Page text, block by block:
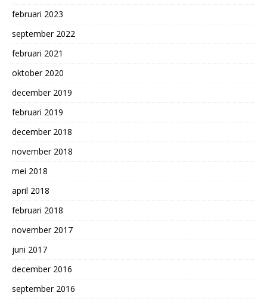
februari 2023
september 2022
februari 2021
oktober 2020
december 2019
februari 2019
december 2018
november 2018
mei 2018
april 2018
februari 2018
november 2017
juni 2017
december 2016
september 2016